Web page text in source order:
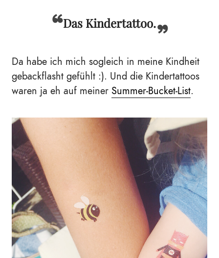
Das Kindertattoo.
Da habe ich mich sogleich in meine Kindheit
gebackflasht gefühlt :). Und die Kindertattoos
waren ja eh auf meiner Summer-Bucket-List.